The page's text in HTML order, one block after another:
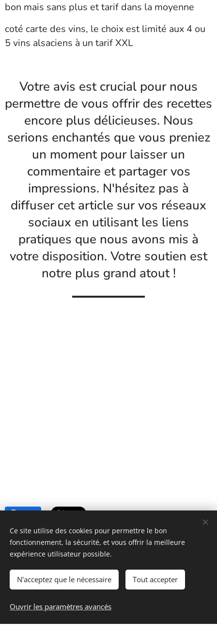
bon mais sans plus et tarif dans la moyenne
coté carte des vins, le choix est limité aux 4 ou
5 vins alsaciens à un tarif XXL
Votre avis est crucial pour nous
permettre de vous offrir des recettes
encore plus délicieuses. Nous
serions enchantés que vous preniez
un moment pour laisser un
commentaire et partager vos
impressions. N'hésitez pas à
diffuser cet article sur vos réseaux
sociaux en utilisant les liens
pratiques que nous avons mis à
votre disposition. Votre soutien est
notre plus grand atout !
https://www.lessecretsdecoco.fr
Les secrets de Coco
Optimisé parWebnode Cookies
Ce site utilise des cookies pour permettre le bon
fonctionnement, la sécurité, et vous offrir la meilleure
expérience utilisateur possible.
N'acceptez que le nécessaire Tout accepter
Ouvrir les paramètres avancés